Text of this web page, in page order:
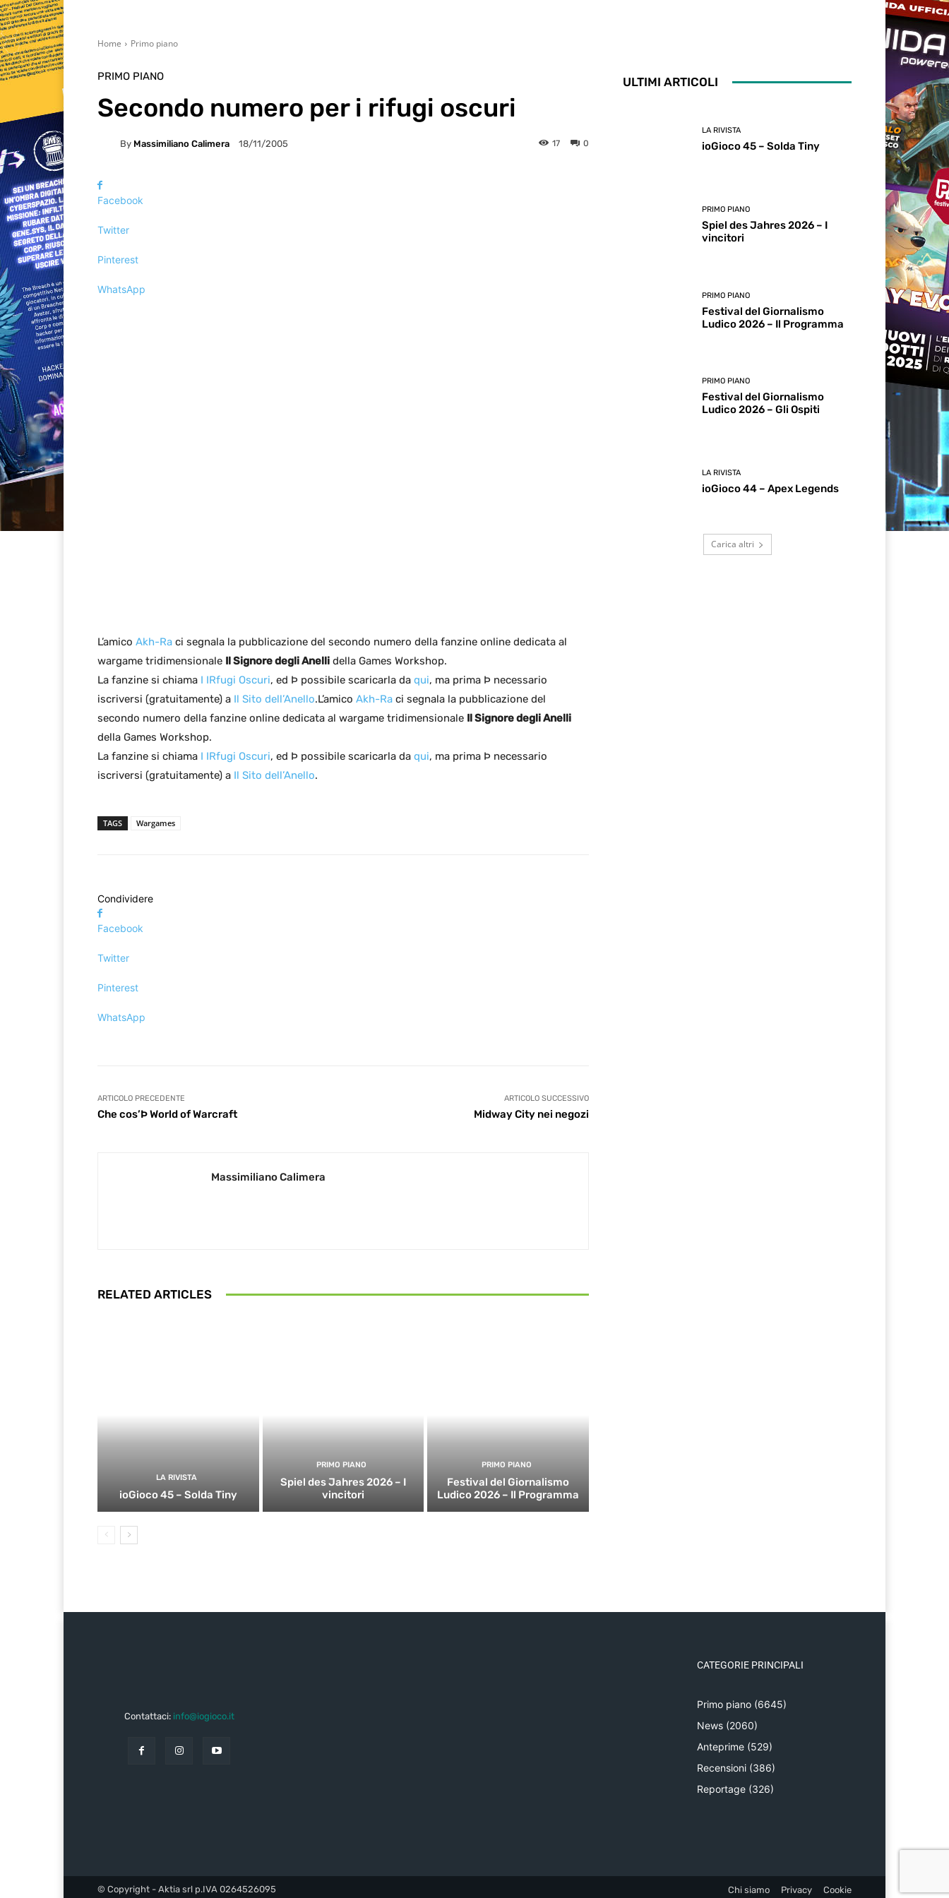
Home Primo piano
PRIMO PIANO
Secondo numero per i rifugi oscuri
By Massimiliano Calimera 18/11/2005 0
17
Facebook
Twitter
Pinterest
WhatsApp
L’amico Akh-Ra ci segnala la pubblicazione del secondo numero della fanzine online dedicata al
wargame tridimensionale Il Signore degli Anelli della Games Workshop.
La fanzine si chiama I IRfugi Oscuri, ed Þ possibile scaricarla da qui, ma prima Þ necessario
iscriversi (gratuitamente) a Il Sito dell’Anello.L’amico Akh-Ra ci segnala la pubblicazione del
secondo numero della fanzine online dedicata al wargame tridimensionale Il Signore degli Anelli
della Games Workshop.
La fanzine si chiama I IRfugi Oscuri, ed Þ possibile scaricarla da qui, ma prima Þ necessario
iscriversi (gratuitamente) a Il Sito dell’Anello.
TAGS Wargames
Condividere
Facebook
Twitter
Pinterest
WhatsApp
ARTICOLO PRECEDENTE
Che cos’Þ World of Warcraft
ARTICOLO SUCCESSIVO
Midway City nei negozi
Massimiliano Calimera
RELATED ARTICLES
LA RIVISTA
ioGioco 45 – Solda Tiny
PRIMO PIANO
Spiel des Jahres 2026 – I
vincitori
PRIMO PIANO
Festival del Giornalismo
Ludico 2026 – Il Programma
ULTIMI ARTICOLI
LA RIVISTA
ioGioco 45 – Solda Tiny
PRIMO PIANO
Spiel des Jahres 2026 – I
vincitori
PRIMO PIANO
Festival del Giornalismo
Ludico 2026 – Il Programma
PRIMO PIANO
Festival del Giornalismo
Ludico 2026 – Gli Ospiti
LA RIVISTA
ioGioco 44 – Apex Legends
Carica altri
Contattaci: info@iogioco.it
CATEGORIE PRINCIPALI
Primo piano (6645)
News (2060)
Anteprime (529)
Recensioni (386)
Reportage (326)
© Copyright - Aktia srl p.IVA 0264526095 Chi siamo Privacy Cookie